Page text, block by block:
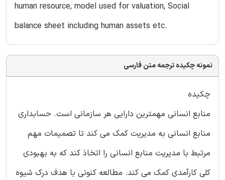
human resource, model used for valuation, Social
balance sheet including human assets etc.
نمونه چکیده ترجمه متن فارسی
چکیده
منابع انسانی مهمترین دارایی هر سازمانی است. حسابداری
منابع انسانی به مدیریت کمک می کند تا تصمیمات مهم
مرتبط با مدیریت منابع انسانی را اتخاذ کند که به بهبودی
کلی کارآمدی کمک می کند. مطالعه کنونی با هدف درک شیوه